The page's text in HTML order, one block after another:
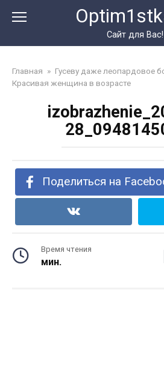
Сайт для Вас!
Главная » Гусеву даже леопардовое
Красивая женщина в возрасте
Поделиться на
Время чтения
мин.